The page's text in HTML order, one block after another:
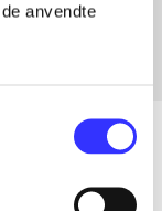
anvendte